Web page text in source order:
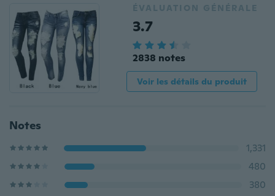
ÉVALUATION GÉNÉRALE
3.7
2838 notes
Voir les détails du produit
Notes
1,331
480
380